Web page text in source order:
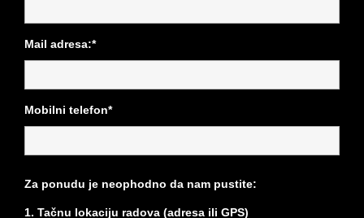
Mail adresa:*
Mobilni telefon*
Za ponudu je neophodno da nam pustite:
1. Tačnu lokaciju radova (adresa ili GPS)